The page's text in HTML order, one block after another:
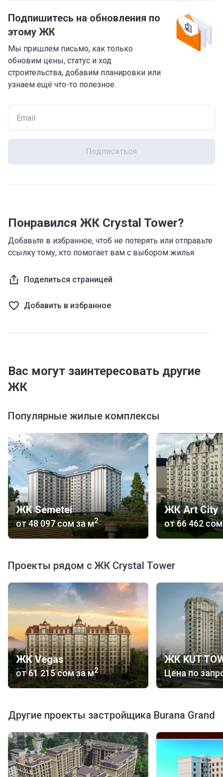
Подпишитесь на обновления по
этому ЖК
Мы пришлем письмо, как только
обновим цены, статус и ход
строительства, добавим планировки или
узнаем ещё что-то полезное.
Подписаться
Понравился ЖК Crystal Tower?
Добавьте в избранное, чтоб не потерять или отправьте
ссылку тому, кто помогает вам с выбором жилья
Поделиться страницей
Добавить в избранное
Вас могут заинтересовать другие
ЖК
Популярные жилые комплексы
ЖК Semetei
от‍48 097 сомза м2
ЖК Art City
от ‍66 462 сом
Проекты рядом с ЖК Crystal Tower
ЖК Vegas
от‍61 215 сомза м2
ЖК KUT
Цена по
Другие проекты застройщика Burana Grand